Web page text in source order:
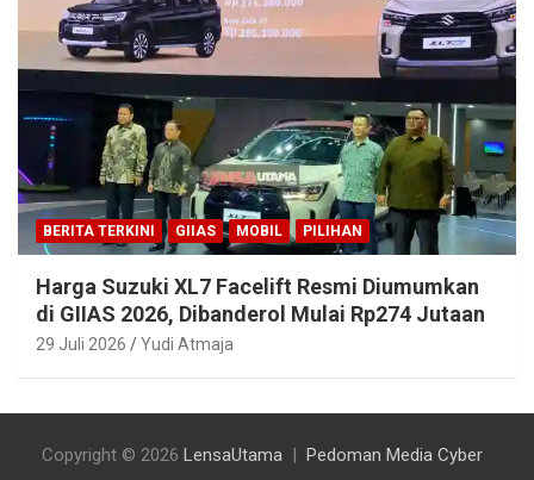
BERITA TERKINI GIIAS MOBIL PILIHAN
Harga Suzuki XL7 Facelift Resmi Diumumkan
di GIIAS 2026, Dibanderol Mulai Rp274 Jutaan
29 Juli 2026 Yudi Atmaja
Copyright © 2026 LensaUtama Pedoman Media Cyber